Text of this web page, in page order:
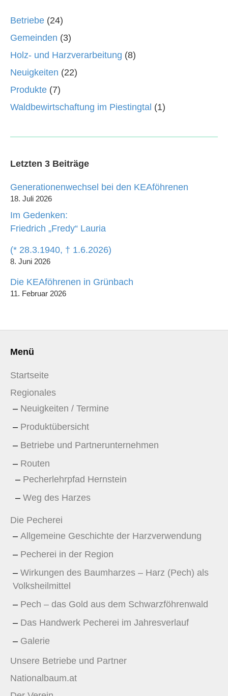
Betriebe (24)
Gemeinden (3)
Holz- und Harzverarbeitung (8)
Neuigkeiten (22)
Produkte (7)
Waldbewirtschaftung im Piestingtal (1)
Letzten 3 Beiträge
Generationenwechsel bei den KEAföhrenen
18. Juli 2026
Im Gedenken:
Friedrich „Fredy“ Lauria
(* 28.3.1940, † 1.6.2026)
8. Juni 2026
Die KEAföhrenen in Grünbach
11. Februar 2026
Menü
Startseite
Regionales
Neuigkeiten / Termine
Produktübersicht
Betriebe und Partnerunternehmen
Routen
Pecherlehrpfad Hernstein
Weg des Harzes
Die Pecherei
Allgemeine Geschichte der Harzverwendung
Pecherei in der Region
Wirkungen des Baumharzes – Harz (Pech) als
Volksheilmittel
Pech – das Gold aus dem Schwarzföhrenwald
Das Handwerk Pecherei im Jahresverlauf
Galerie
Unsere Betriebe und Partner
Nationalbaum.at